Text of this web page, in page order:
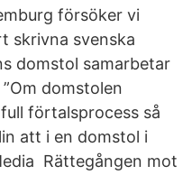
försöker vi
skrivna svenska
domstol samarbetar
domstolen
förtalsprocess så
att i en domstol i
Rättegången mot